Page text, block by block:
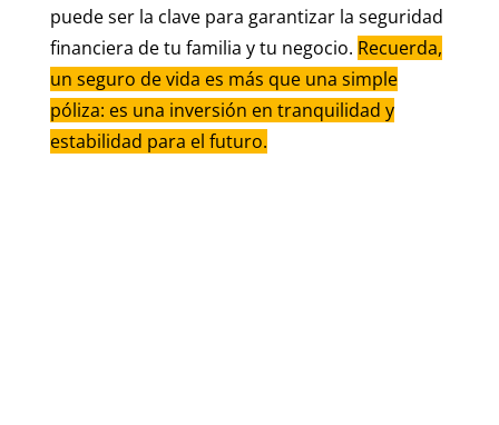
puede ser la clave para garantizar la seguridad
financiera de tu familia y tu negocio. Recuerda,
un seguro de vida es más que una simple
póliza: es una inversión en tranquilidad y
estabilidad para el futuro.